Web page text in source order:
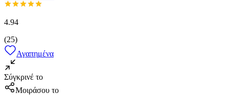
4.94
(25)
Αγαπημένα
Σύγκρινέ το
Μοιράσου το